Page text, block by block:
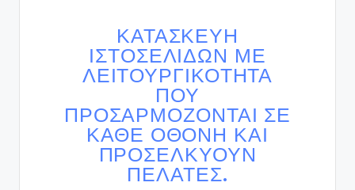
ΚΑΤΑΣΚΕΥΉ
ΙΣΤΟΣΕΛΊΔΩΝ ΜΕ
ΛΕΙΤΟΥΡΓΙΚΌΤΗΤΑ
ΠΟΥ
ΠΡΟΣΑΡΜΌΖΟΝΤΑΙ ΣΕ
ΚΆΘΕ ΟΘΌΝΗ ΚΑΙ
ΠΡΟΣΕΛΚΎΟΥΝ
ΠΕΛΆΤΕΣ.